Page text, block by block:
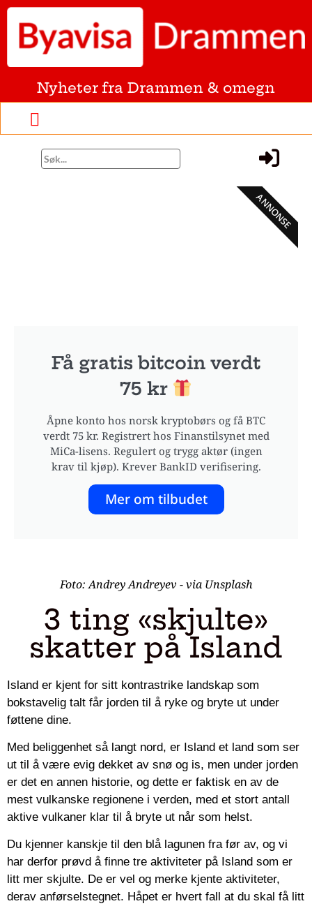
Nyheter fra Drammen & omegn
Få gratis bitcoin verdt
75 kr
Åpne konto hos norsk kryptobørs og få BTC
verdt 75 kr. Registrert hos Finanstilsynet med
MiCa-lisens. Regulert og trygg aktør (ingen
krav til kjøp). Krever BankID verifisering.
Mer om tilbudet
ANNONSE
Foto: Andrey Andreyev - via Unsplash
3 ting «skjulte»
skatter på Island
Island er kjent for sitt kontrastrike landskap som
bokstavelig talt får jorden til å ryke og bryte ut under
føttene dine.
Med beliggenhet så langt nord, er Island et land som ser
ut til å være evig dekket av snø og is, men under jorden
er det en annen historie, og dette er faktisk en av de
mest vulkanske regionene i verden, med et stort antall
aktive vulkaner klar til å bryte ut når som helst.
Du kjenner kanskje til den blå lagunen fra før av, og vi
har derfor prøvd å finne tre aktiviteter på Island som er
litt mer skjulte. De er vel og merke kjente aktiviteter,
derav anførselstegnet. Håpet er hvert fall at du skal få litt